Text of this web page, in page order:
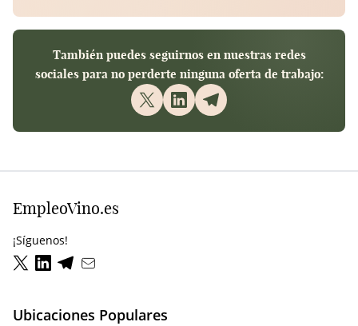
También puedes seguirnos en nuestras redes
sociales para no perderte ninguna oferta de trabajo:
EmpleoVino.es
¡Síguenos!
Ubicaciones Populares